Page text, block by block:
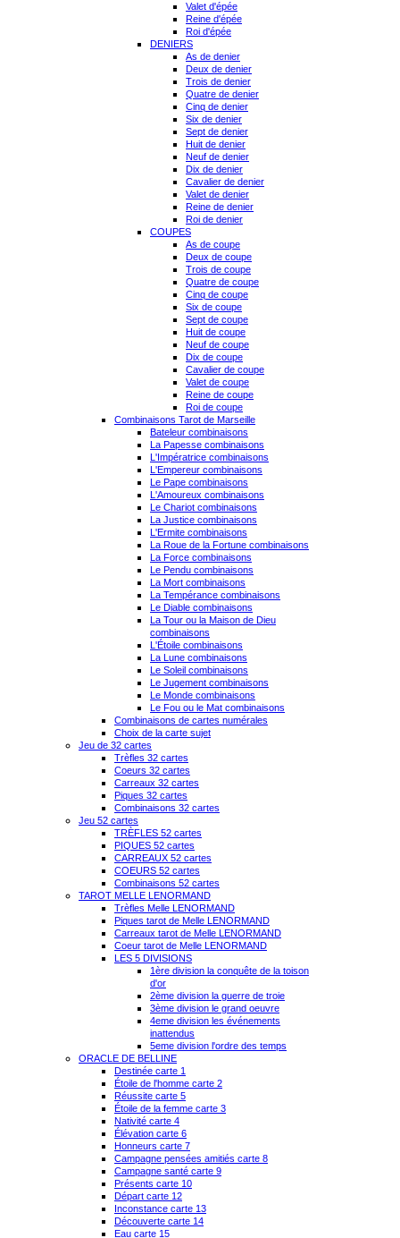
Valet d'épée
Reine d'épée
Roi d'épée
DENIERS
As de denier
Deux de denier
Trois de denier
Quatre de denier
Cinq de denier
Six de denier
Sept de denier
Huit de denier
Neuf de denier
Dix de denier
Cavalier de denier
Valet de denier
Reine de denier
Roi de denier
COUPES
As de coupe
Deux de coupe
Trois de coupe
Quatre de coupe
Cinq de coupe
Six de coupe
Sept de coupe
Huit de coupe
Neuf de coupe
Dix de coupe
Cavalier de coupe
Valet de coupe
Reine de coupe
Roi de coupe
Combinaisons Tarot de Marseille
Bateleur combinaisons
La Papesse combinaisons
L'Impératrice combinaisons
L'Empereur combinaisons
Le Pape combinaisons
L'Amoureux combinaisons
Le Chariot combinaisons
La Justice combinaisons
L'Ermite combinaisons
La Roue de la Fortune combinaisons
La Force combinaisons
Le Pendu combinaisons
La Mort combinaisons
La Tempérance combinaisons
Le Diable combinaisons
La Tour ou la Maison de Dieu
combinaisons
L'Étoile combinaisons
La Lune combinaisons
Le Soleil combinaisons
Le Jugement combinaisons
Le Monde combinaisons
Le Fou ou le Mat combinaisons
Combinaisons de cartes numérales
Choix de la carte sujet
Jeu de 32 cartes
Trèfles 32 cartes
Coeurs 32 cartes
Carreaux 32 cartes
Piques 32 cartes
Combinaisons 32 cartes
Jeu 52 cartes
TRÈFLES 52 cartes
PIQUES 52 cartes
CARREAUX 52 cartes
COEURS 52 cartes
Combinaisons 52 cartes
TAROT MELLE LENORMAND
Trèfles Melle LENORMAND
Piques tarot de Melle LENORMAND
Carreaux tarot de Melle LENORMAND
Coeur tarot de Melle LENORMAND
LES 5 DIVISIONS
1ère division la conquête de la toison
d'or
2ème division la guerre de troie
3ème division le grand oeuvre
4eme division les événements
inattendus
5eme division l'ordre des temps
ORACLE DE BELLINE
Destinée carte 1
Étoile de l'homme carte 2
Réussite carte 5
Étoile de la femme carte 3
Nativité carte 4
Élévation carte 6
Honneurs carte 7
Campagne pensées amitiés carte 8
Campagne santé carte 9
Présents carte 10
Départ carte 12
Inconstance carte 13
Découverte carte 14
Eau carte 15